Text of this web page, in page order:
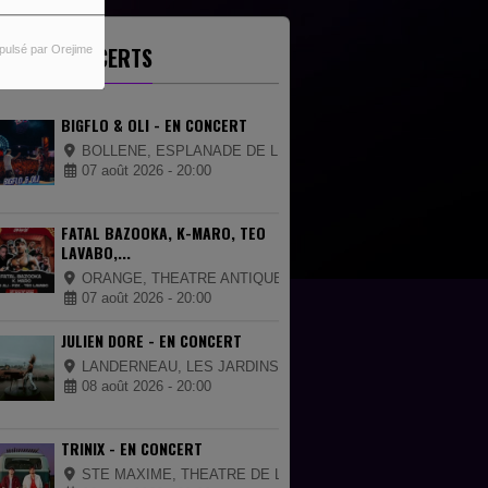
par Orejime
CONCERTS
BIGFLO & OLI - EN CONCERT
BOLLENE, ESPLANADE DE LA CIGALIERE
07 août 2026 - 20:00
FATAL BAZOOKA, K-MARO, TEO
LAVABO,...
ORANGE, THEATRE ANTIQUE
07 août 2026 - 20:00
JULIEN DORE - EN CONCERT
LANDERNEAU, LES JARDINS DE LA PALUD
08 août 2026 - 20:00
TRINIX - EN CONCERT
STE MAXIME, THEATRE DE LA MER